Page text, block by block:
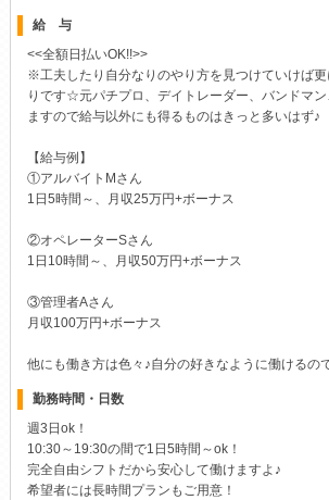
給 与
<<全額日払いOK!!>>
※工夫したり自分なりのやり方を見つけていけば
りです☆元パチプロ、デイトレーダー、バンドマ
ますので給与以外にも得るものはきっと多いはず♪
【給与例】
①アルバイトMさん
1日5時間～、月収25万円+ボーナス
②オペレーターSさん
1日10時間～、月収50万円+ボーナス
③管理者Aさん
月収100万円+ボーナス
他にも働き方は色々♪自分の好きなように働けるの
勤務時間・日数
週3日ok！
10:30～19:30の間で1日5時間～ok！
完全自由シフトだから安心して働けますよ♪
希望者には長時間プランもご用意！